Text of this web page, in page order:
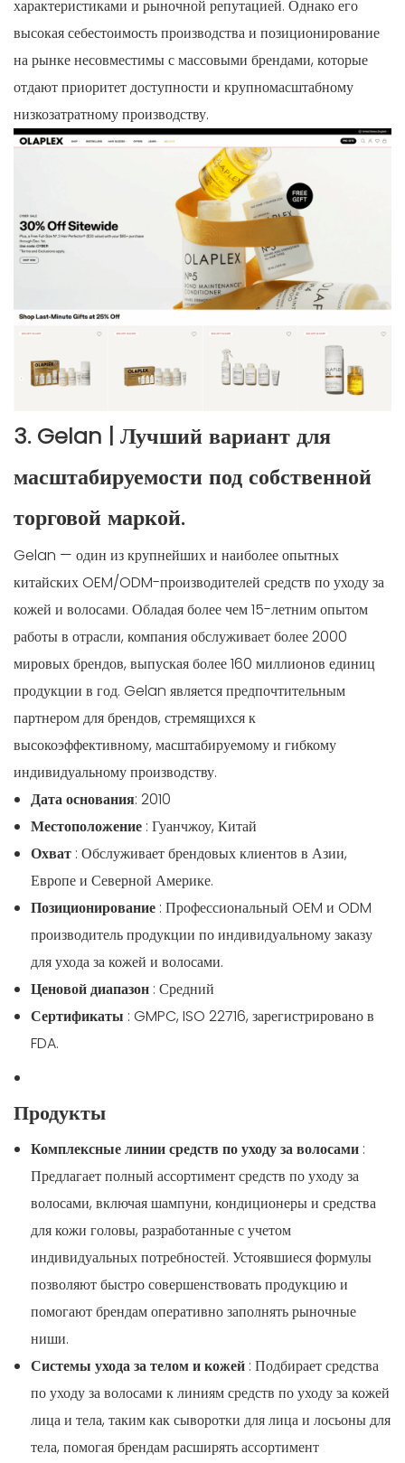
характеристиками и рыночной репутацией. Однако его
высокая себестоимость производства и позиционирование
на рынке несовместимы с массовыми брендами, которые
отдают приоритет доступности и крупномасштабному
низкозатратному производству.
3. Gelan | Лучший вариант для
масштабируемости под собственной
торговой маркой.
Gelan — один из крупнейших и наиболее опытных
китайских OEM/ODM-производителей средств по уходу за
кожей и волосами. Обладая более чем 15-летним опытом
работы в отрасли, компания обслуживает более 2000
мировых брендов, выпуская более 160 миллионов единиц
продукции в год. Gelan является предпочтительным
партнером для брендов, стремящихся к
высокоэффективному, масштабируемому и гибкому
индивидуальному производству.
Дата основания: 2010
Местоположение : Гуанчжоу, Китай
Охват : Обслуживает брендовых клиентов в Азии,
Европе и Северной Америке.
Позиционирование : Профессиональный OEM и ODM
производитель продукции по индивидуальному заказу
для ухода за кожей и волосами.
Ценовой диапазон : Средний
Сертификаты : GMPC, ISO 22716, зарегистрировано в
FDA.
Продукты
Комплексные линии средств по уходу за волосами :
Предлагает полный ассортимент средств по уходу за
волосами, включая шампуни, кондиционеры и средства
для кожи головы, разработанные с учетом
индивидуальных потребностей. Устоявшиеся формулы
позволяют быстро совершенствовать продукцию и
помогают брендам оперативно заполнять рыночные
ниши.
Системы ухода за телом и кожей : Подбирает средства
по уходу за волосами к линиям средств по уходу за кожей
лица и тела, таким как сыворотки для лица и лосьоны для
тела, помогая брендам расширять ассортимент